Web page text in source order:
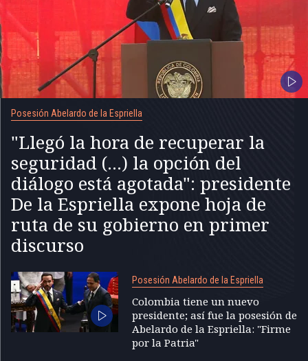
Posesión Abelardo de la Espriella
"Llegó la hora de recuperar la
seguridad (...) la opción del
diálogo está agotada": presidente
De la Espriella expone hoja de
ruta de su gobierno en primer
discurso
Posesión Abelardo de la Espriella
Colombia tiene un nuevo
presidente; así fue la posesión de
Abelardo de la Espriella: "Firme
por la Patria"